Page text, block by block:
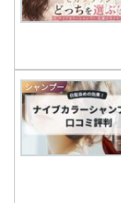
シャンプー